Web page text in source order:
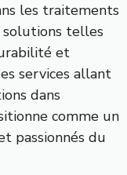
les traitements
solutions telles
et
services allant
dans
comme un
passionnés du